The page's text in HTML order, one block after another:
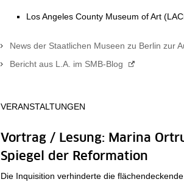
Los Angeles County Museum of Art
News der Staatlichen Museen zu Berlin zur
Bericht aus L.A. im SMB-Blog
VERANSTALTUNGEN
Vortrag / Lesung: Marina
Spiegel der Reformation
Die Inquisition verhinderte die